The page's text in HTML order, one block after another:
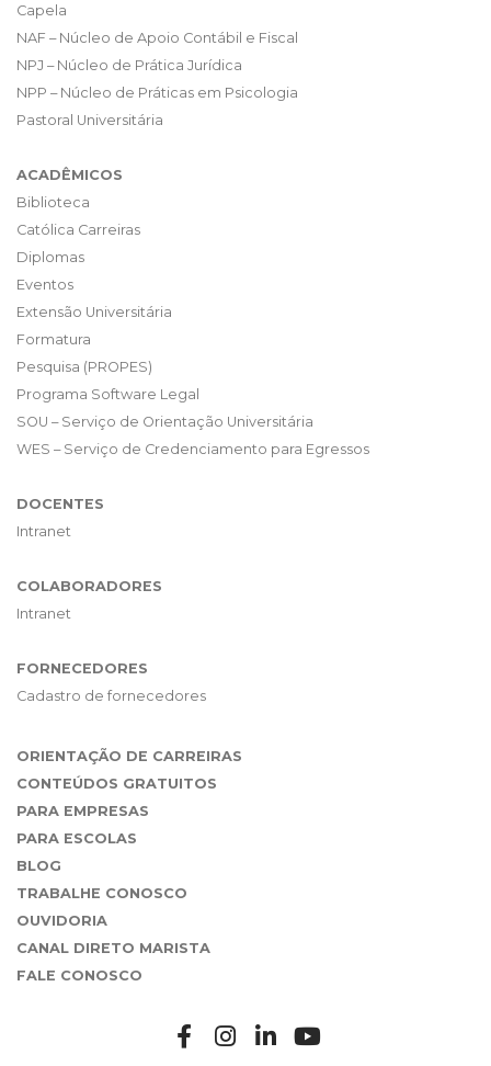
Capela
NAF – Núcleo de Apoio Contábil e Fiscal
NPJ – Núcleo de Prática Jurídica
NPP – Núcleo de Práticas em Psicologia
Pastoral Universitária
ACADÊMICOS
Biblioteca
Católica Carreiras
Diplomas
Eventos
Extensão Universitária
Formatura
Pesquisa (PROPES)
Programa Software Legal
SOU – Serviço de Orientação Universitária
WES – Serviço de Credenciamento para Egressos
DOCENTES
Intranet
COLABORADORES
Intranet
FORNECEDORES
Cadastro de fornecedores
ORIENTAÇÃO DE CARREIRAS
CONTEÚDOS GRATUITOS
PARA EMPRESAS
PARA ESCOLAS
BLOG
TRABALHE CONOSCO
OUVIDORIA
CANAL DIRETO MARISTA
FALE CONOSCO